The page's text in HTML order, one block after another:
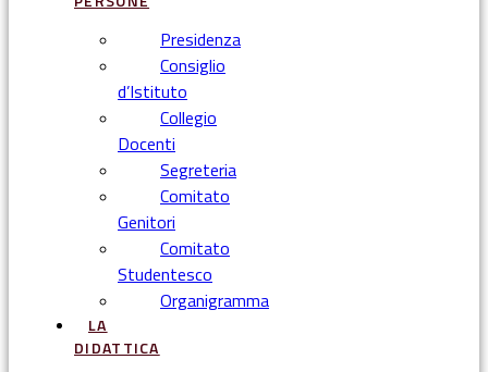
Presidenza
Consiglio
d’Istituto
Collegio
Docenti
Segreteria
Comitato
Genitori
Comitato
Studentesco
Organigramma
LA
DIDATTICA